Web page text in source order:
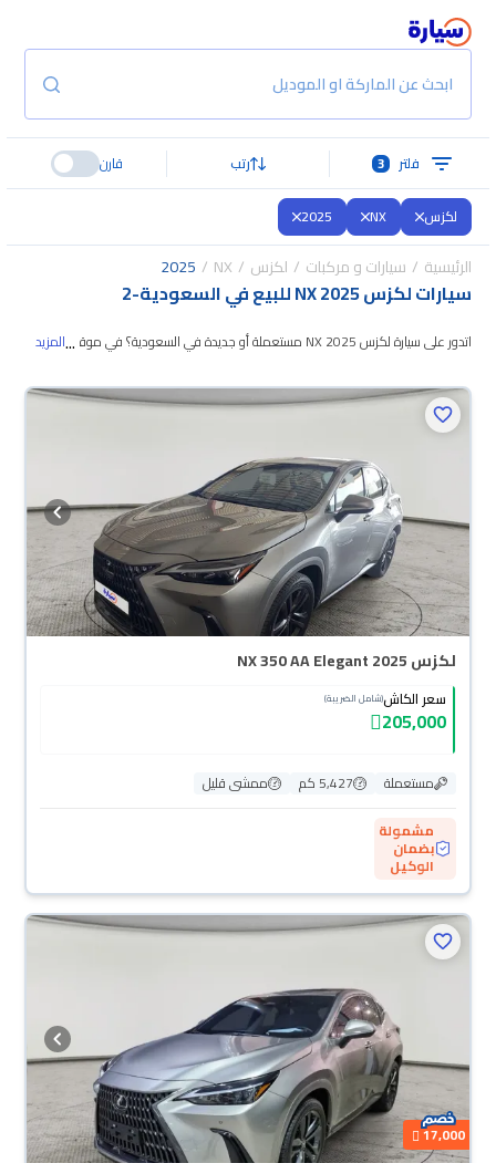
ابحث عن الماركة او الموديل
فلتر 3 رتب قارن
لكزس NX
2025
الرئيسية سيارات و مركبات لكزس NX
2025
سيارات لكزس NX 2025 للبيع في السعودية -
2
اتدور على سيارة لكزس NX 2025 مستعملة أو جديدة في السعودية؟ في موقع
لكزس NX 2025 المستعملة مضمونة ومفحوصة بأكثر من 200 نقطة وتقدر
تقسيط، وتحجزها أونلاين، وبتوصلك لين باب بيتك.
...المزيد
لكزس NX 350 AA Elegant 2025
سعر الكاش(شامل الضريبة)
205,000
مستعملة 5,427 كم
ممشى قليل
مشمولة
بضمان
الوكيل
17,000